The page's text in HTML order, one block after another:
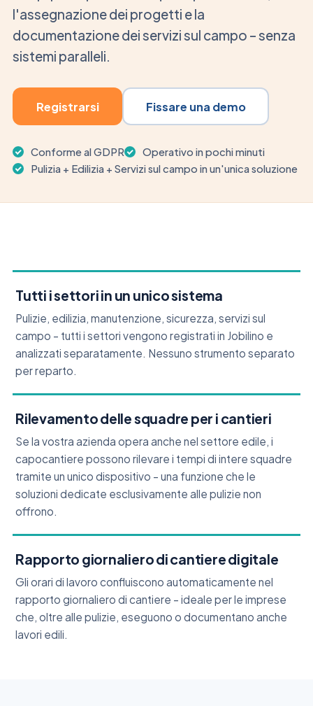
l'assegnazione dei progetti e la
documentazione dei servizi sul campo – senza
sistemi paralleli.
Registrarsi Fissare una demo
Conforme al GDPR
Operativo in pochi minuti
Pulizia + Edilizia + Servizi sul campo in un'unica soluzione
Tutti i settori in un unico sistema
Pulizie, edilizia, manutenzione, sicurezza, servizi sul
campo – tutti i settori vengono registrati in Jobilino e
analizzati separatamente. Nessuno strumento separato
per reparto.
Rilevamento delle squadre per i cantieri
Se la vostra azienda opera anche nel settore edile, i
capocantiere possono rilevare i tempi di intere squadre
tramite un unico dispositivo – una funzione che le
soluzioni dedicate esclusivamente alle pulizie non
offrono.
Rapporto giornaliero di cantiere digitale
Gli orari di lavoro confluiscono automaticamente nel
rapporto giornaliero di cantiere – ideale per le imprese
che, oltre alle pulizie, eseguono o documentano anche
lavori edili.